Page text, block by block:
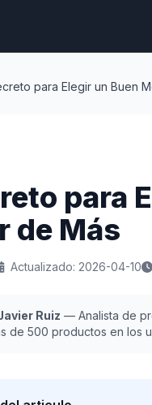
para Elegir un Buen
para
de Más
Actualizado: 2026-04-10
Ruiz — Analista de
de 500 productos en los